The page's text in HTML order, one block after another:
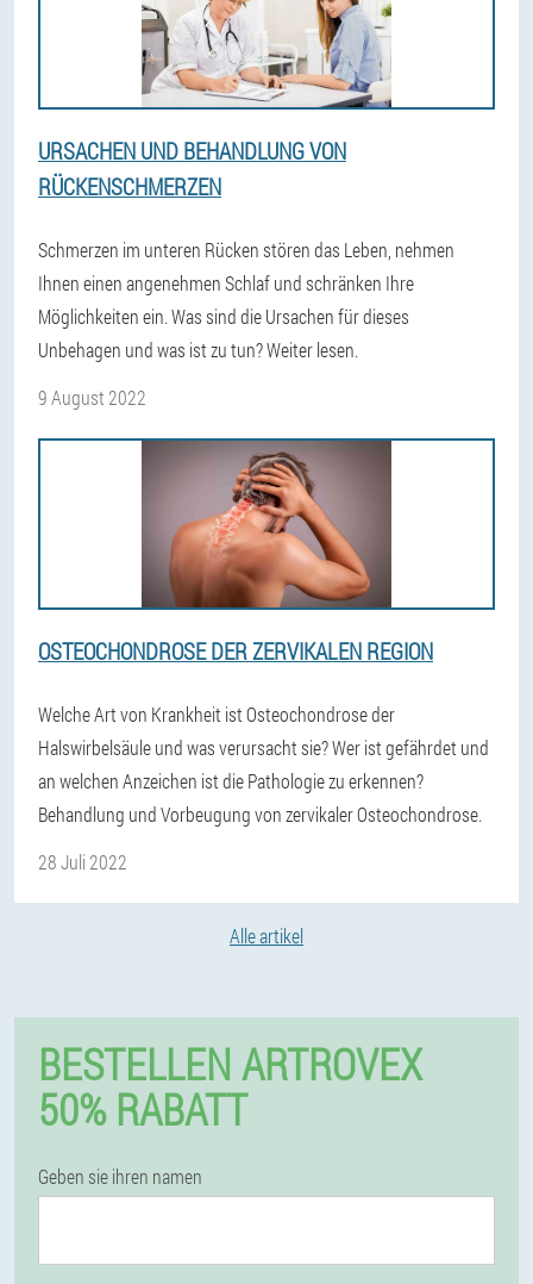
URSACHEN UND BEHANDLUNG VON
RÜCKENSCHMERZEN
Schmerzen im unteren Rücken stören das Leben, nehmen
Ihnen einen angenehmen Schlaf und schränken Ihre
Möglichkeiten ein. Was sind die Ursachen für dieses
Unbehagen und was ist zu tun? Weiter lesen.
9 August 2022
OSTEOCHONDROSE DER ZERVIKALEN REGION
Welche Art von Krankheit ist Osteochondrose der
Halswirbelsäule und was verursacht sie? Wer ist gefährdet und
an welchen Anzeichen ist die Pathologie zu erkennen?
Behandlung und Vorbeugung von zervikaler Osteochondrose.
28 Juli 2022
Alle artikel
BESTELLEN ARTROVEX
50% RABATT
Geben sie ihren namen